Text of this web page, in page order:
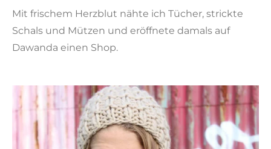
Mit frischem Herzblut nähte ich Tücher, strickte
Schals und Mützen und eröffnete damals auf
Dawanda einen Shop.